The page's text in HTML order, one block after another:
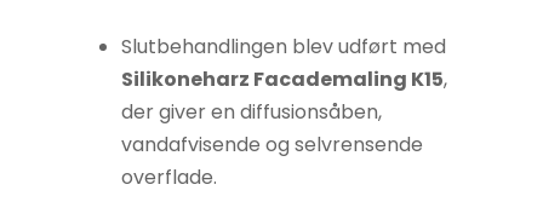
Slutbehandlingen blev udført med
Silikoneharz Facademaling K15,
der giver en diffusionsåben,
vandafvisende og selvrensende
overflade.